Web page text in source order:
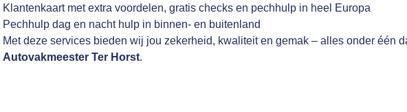
Klantenkaart met extra voordelen, gratis checks en pechhulp in heel Europa
Pechhulp dag en nacht hulp in binnen- en buitenland
Met deze services bieden wij jou zekerheid, kwaliteit en gemak – alles onder één
Autovakmeester Ter Horst.